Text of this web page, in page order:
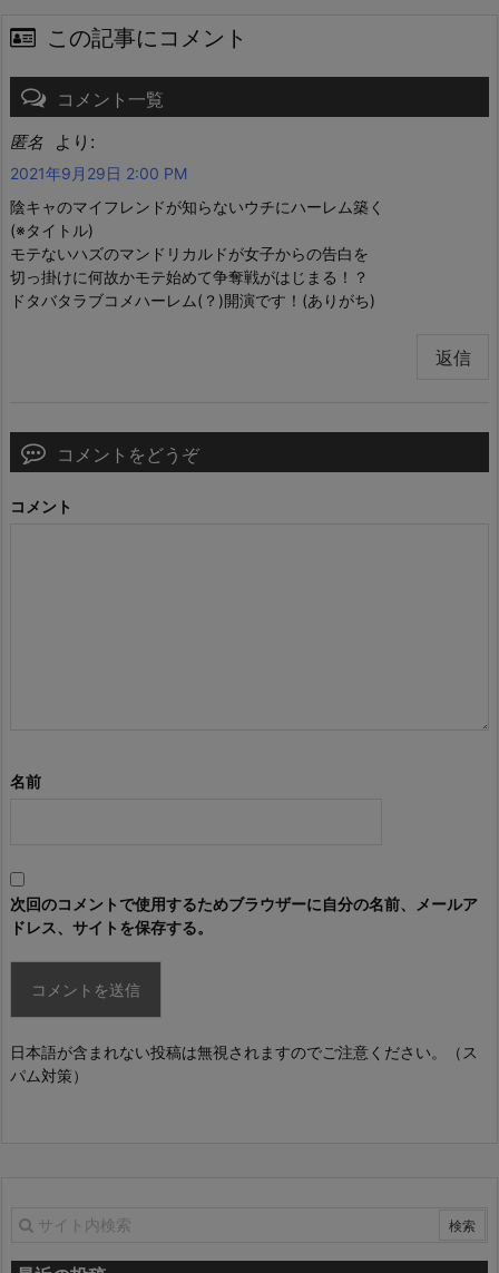
この記事にコメント
コメント一覧
匿名 より:
2021年9月29日 2:00 PM
陰キャのマイフレンドが知らないウチにハーレム築く
(※タイトル)
モテないハズのマンドリカルドが女子からの告白を
切っ掛けに何故かモテ始めて争奪戦がはじまる！？
ドタバタラブコメハーレム(？)開演です！(ありがち)
返信
コメントをどうぞ
コメント
名前
次回のコメントで使用するためブラウザーに自分の名前、メールア
ドレス、サイトを保存する。
日本語が含まれない投稿は無視されますのでご注意ください。（ス
パム対策）